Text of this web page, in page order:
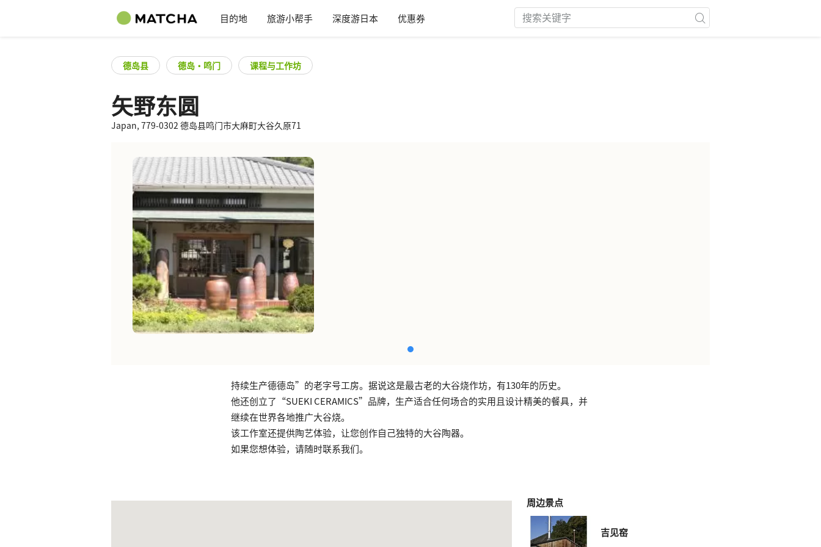
目的地 旅游小帮手 深度游日本 优惠券
德岛县 德岛・鸣门 课程与工作坊
矢野东圆
Japan, 779-0302 德岛县鸣门市大麻町大谷久原71
持续生产德德岛”的老字号工房。据说这是最古老的大谷烧作坊，有130年的历史。
他还创立了“SUEKI CERAMICS”品牌，生产适合任何场合的实用且设计精美的餐具，并
继续在世界各地推广大谷烧。
该工作室还提供陶艺体验，让您创作自己独特的大谷陶器。
如果您想体验，请随时联系我们。
周边景点
吉见窑